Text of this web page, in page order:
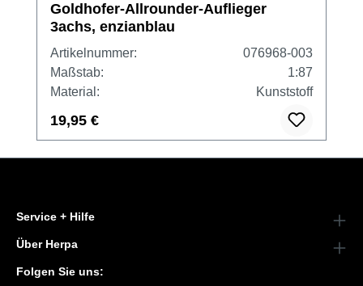
Goldhofer-Allrounder-Auflieger
3achs, enzianblau
Artikelnummer:
076968-003
Maßstab:
1:87
Material:
Kunststoff
19,95 €
Service + Hilfe
Über Herpa
Folgen Sie uns: